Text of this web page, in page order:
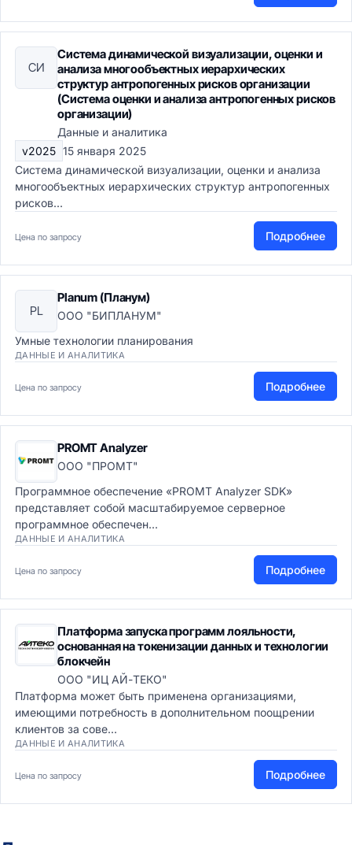
СИ
Система динамической визуализации, оценки и
анализа многообъектных иерархических
структур антропогенных рисков организации
(Система оценки и анализа антропогенных рисков
организации)
Данные и аналитика
v2025 15 января 2025
Система динамической визуализации, оценки и анализа
многообъектных иерархических структур антропогенных
рисков...
Цена по запросу Подробнее
PL
Planum (Планум)
ООО "БИПЛАНУМ"
Умные технологии планирования
ДАННЫЕ И АНАЛИТИКА
Цена по запросу Подробнее
PROMT Analyzer
ООО "ПРОМТ"
Программное обеспечение «PROMT Analyzer SDK»
представляет собой масштабируемое серверное
программное обеспечен...
ДАННЫЕ И АНАЛИТИКА
Цена по запросу Подробнее
Платформа запуска программ лояльности,
основанная на токенизации данных и технологии
блокчейн
ООО "ИЦ АЙ-ТЕКО"
Платформа может быть применена организациями,
имеющими потребность в дополнительном поощрении
клиентов за сове...
ДАННЫЕ И АНАЛИТИКА
Цена по запросу Подробнее